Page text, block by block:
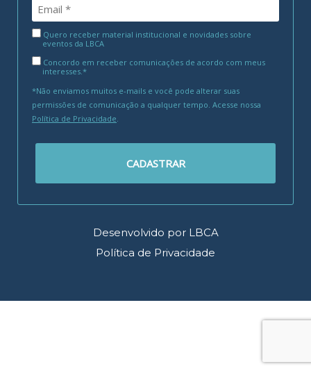
Quero receber material institucional e novidades sobre
eventos da LBCA
Concordo em receber comunicações de acordo com meus
interesses.*
*Não enviamos muitos e-mails e você pode alterar suas
permissões de comunicação a qualquer tempo. Acesse nossa
Política de Privacidade.
CADASTRAR
Desenvolvido por LBCA
Política de Privacidade